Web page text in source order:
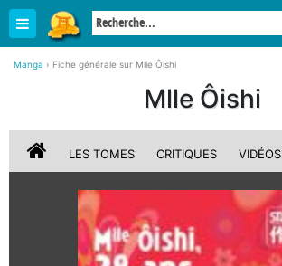
Manga › Fiche générale sur Mlle Ôishi
Mlle Ôishi
LES TOMES CRITIQUES VIDÉOS